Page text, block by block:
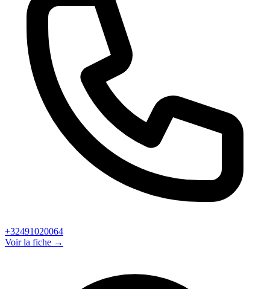
+32491020064
Voir la fiche →